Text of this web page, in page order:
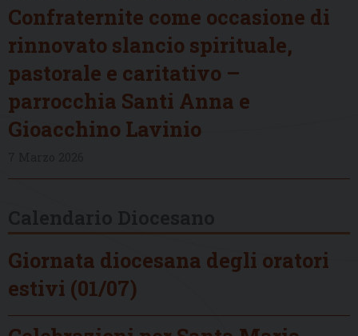
Confraternite come occasione di
rinnovato slancio spirituale,
pastorale e caritativo –
parrocchia Santi Anna e
Gioacchino Lavinio
Giornata diocesana degli oratori
estivi (01/07)